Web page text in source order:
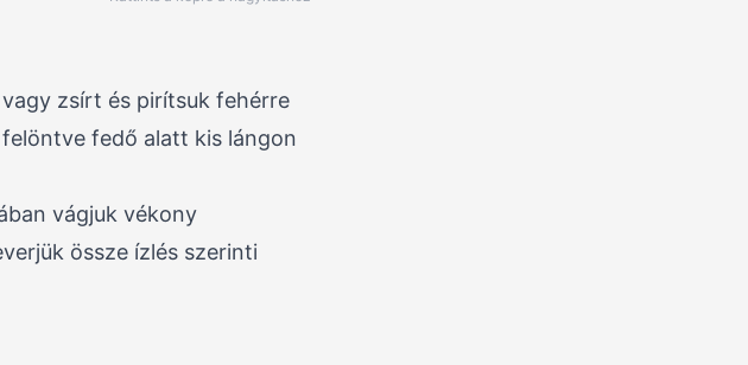
zsírt és pirítsuk fehérre
fedő alatt kis lángon
vágjuk vékony
össze ízlés szerinti